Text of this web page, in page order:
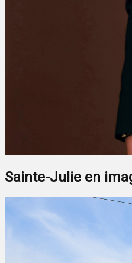
Sainte-Julie en